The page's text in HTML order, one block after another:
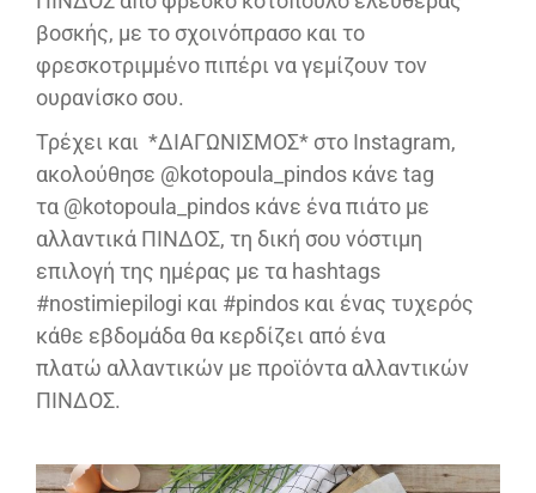
βοσκής, με το σχοινόπρασο και το
φρεσκοτριμμένο πιπέρι να γεμίζουν τον
ουρανίσκο σου.
Τρέχει και *ΔΙΑΓΩΝΙΣΜΟΣ* στο Instagram,
ακολούθησε @kotopoula_pindos κάνε tag
τα @kotopoula_pindos κάνε ένα πιάτο με
αλλαντικά ΠΙΝΔΟΣ, τη δική σου νόστιμη
επιλογή της ημέρας με τα hashtags
#nostimiepilogi και #pindos και ένας τυχερός
κάθε εβδομάδα θα κερδίζει από ένα
πλατώ αλλαντικών με προϊόντα αλλαντικών
ΠΙΝΔΟΣ.